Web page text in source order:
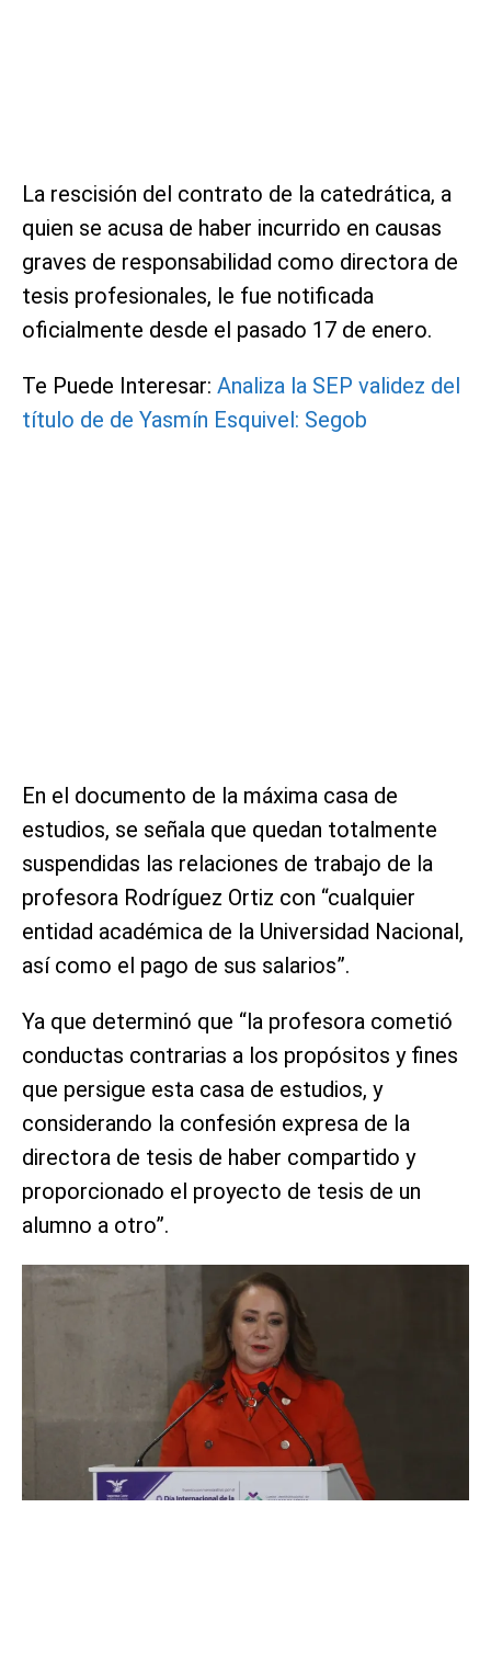
La rescisión del contrato de la catedrática, a
quien se acusa de haber incurrido en causas
graves de responsabilidad como directora de
tesis profesionales, le fue notificada
oficialmente desde el pasado 17 de enero.
Te Puede Interesar: Analiza la SEP validez del
título de de Yasmín Esquivel: Segob
En el documento de la máxima casa de
estudios, se señala que quedan totalmente
suspendidas las relaciones de trabajo de la
profesora Rodríguez Ortiz con “cualquier
entidad académica de la Universidad Nacional,
así como el pago de sus salarios”.
Ya que determinó que “la profesora cometió
conductas contrarias a los propósitos y fines
que persigue esta casa de estudios, y
considerando la confesión expresa de la
directora de tesis de haber compartido y
proporcionado el proyecto de tesis de un
alumno a otro”.